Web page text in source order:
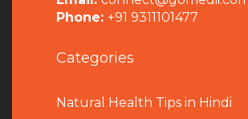
Phone: +91 9311101477
Categories
Natural Health Tips in Hindi